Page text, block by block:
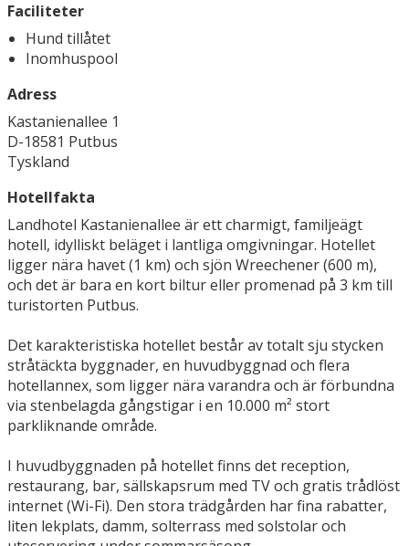
Faciliteter
Hund tillåtet
Inomhuspool
Adress
Kastanienallee 1
D-18581 Putbus
Tyskland
Hotellfakta
Landhotel Kastanienallee är ett charmigt, familjeägt
hotell, idylliskt beläget i lantliga omgivningar. Hotellet
ligger nära havet (1 km) och sjön Wreechener (600 m),
och det är bara en kort biltur eller promenad på 3 km till
turistorten Putbus.
Det karakteristiska hotellet består av totalt sju stycken
stråtäckta byggnader, en huvudbyggnad och flera
hotellannex, som ligger nära varandra och är förbundna
via stenbelagda gångstigar i en 10.000 m² stort
parkliknande område.
I huvudbyggnaden på hotellet finns det reception,
restaurang, bar, sällskapsrum med TV och gratis trådlöst
internet (Wi-Fi). Den stora trädgården har fina rabatter,
liten lekplats, damm, solterrass med solstolar och